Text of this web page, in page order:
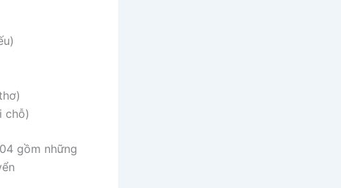
chỗ)
gồm những